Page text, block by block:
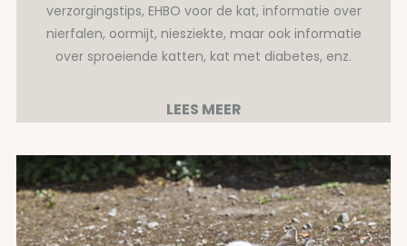
verzorgingstips, EHBO voor de kat, informatie over
nierfalen, oormijt, niesziekte, maar ook informatie
over sproeiende katten, kat met diabetes, enz.
LEES MEER